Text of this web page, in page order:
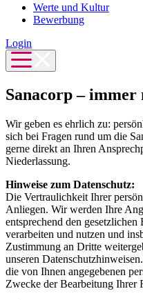
Werte und Kultur
Bewerbung
Login
Sanacorp – immer
Wir geben es ehrlich zu:
sich bei Fragen rund um die
gerne direkt an Ihren
Niederlassung.
Hinweise zum Datenschutz:
Die Vertraulichkeit Ihrer
Anliegen. Wir werden Ihre
entsprechend den
verarbeiten und nutzen und
Zustimmung an Dritte
unseren
die von Ihnen angegebenen
Zwecke der Bearbeitung Ihrer